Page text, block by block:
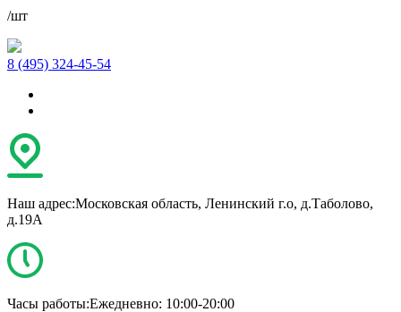
/шт
8 (495) 324-45-54
Наш адрес:Московская область, Ленинский г.о, д.Таболово,
д.19А
Часы работы:Ежедневно: 10:00-20:00